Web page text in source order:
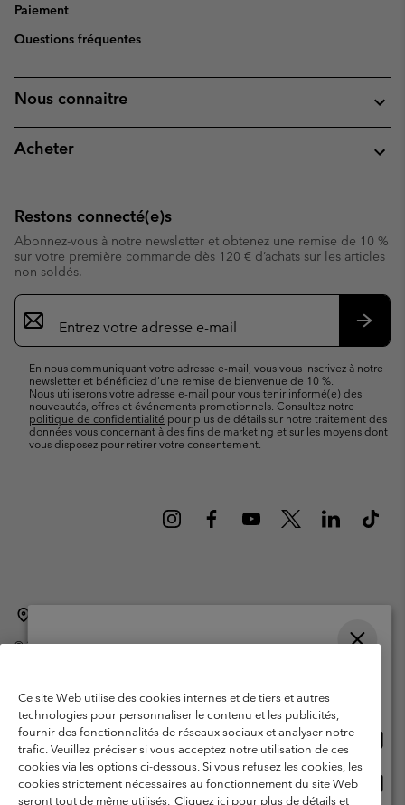
Paiement
Questions fréquentes
Nous connaitre
Acheter
Restons connecté(e)s
Abonnez-vous à notre newsletter et obtenez une remise de 10 %
sur votre première commande dès 120 € d’achats sur les articles
non soldés.
Inscription
par
e-
En nous communiquant votre adresse e-mail, vous vous inscrivez à notre
newsletter et bénéficiez d’une remise de bienvenue de 10 %.
Nous utiliserons votre adresse e-mail pour vous tenir informé(e) des
nouveautés, offres et événements promotionnels. Consultez notre
politique de confidentialité pour plus de détails sur notre traitement des
données vous concernant à des fins de marketing et sur les moyens dont
vous disposez pour retirer votre consentement.
©2026Columbia Sportswear International Sarl. Avenue des Morgines, 12
Garanties Légales
Politique de confidentialité
Conditions d'utilisation - Membres
Conditions D'utilisation - Contenu généré par l'utilisateur
Impressum
Cookies
Ce site Web utilise des cookies internes et de tiers et autres
technologies pour personnaliser le contenu et les publicités,
fournir des fonctionnalités de réseaux sociaux et analyser notre
trafic. Veuillez préciser si vous acceptez notre utilisation de ces
cookies via les options ci-dessous. Si vous refusez les cookies, les
cookies strictement nécessaires au fonctionnement du site Web
seront tout de même utilisés. Cliquez ici pour plus de détails et
Achats en ligne disponibles
United States
ligne
Belgium-English